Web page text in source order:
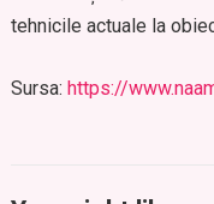
tehnicile actuale la
Sursa: https://